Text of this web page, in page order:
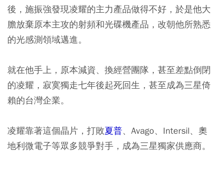
後，施振強發現凌耀的主力產品做得不好，於是他大
膽放棄原本主攻的射頻和光碟機產品，改朝他所熟悉
的光感測領域邁進。
就在他手上，原本減資、換經營團隊，甚至差點倒閉
的凌耀，寂寞獨走七年後起死回生，甚至成為三星倚
賴的台灣企業。
凌耀靠著這個晶片，打敗夏普、Avago、Intersil、奧
地利微電子等眾多競爭對手，成為三星獨家供應商。